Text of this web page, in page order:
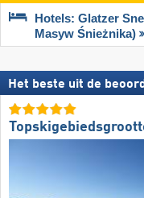
Hotels: Glatzer
Masyw Śnieżnika)
Het beste uit de